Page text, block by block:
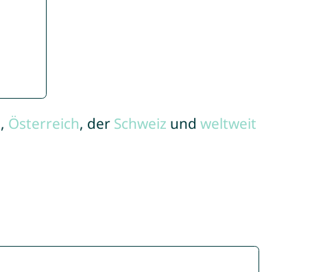
, Österreich, der Schweiz und weltweit